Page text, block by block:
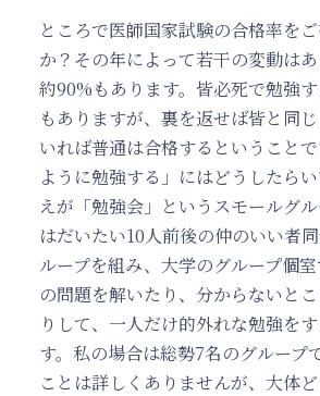
ところで医師国家試験の合格率を
か？その年によって若干の変動は
約90%もあります。皆必死で勉強
もありますが、裏を返せば皆と同
いれば普通は合格するということ
ように勉強する」にはどうしたら
えが「勉強会」というスモールグ
はだいたい10人前後の仲のいい者
ループを組み、大学のグループ個
の問題を解いたり、分からないと
りして、一人だけ的外れな勉強を
す。私の場合は総勢7名のグループ
ことは詳しくありませんが、大体